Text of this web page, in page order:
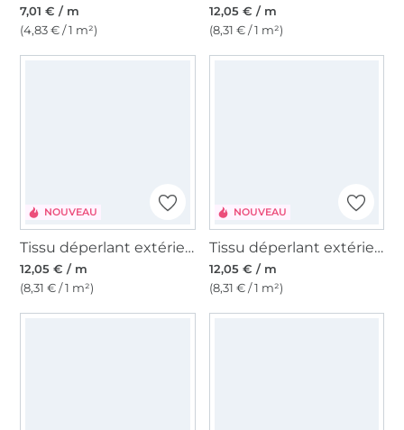
7,01 € / m
(4,83 € / 1 m²)
12,05 € / m
(8,31 € / 1 m²)
NOUVEAU
Tissu déperlant extérieur léger Coquelicots Digital, blanc cassé
12,05 € / m
(8,31 € / 1 m²)
NOUVEAU
Tissu déperlant extérieur léger Fleurs Digital, blanc cassé
12,05 € / m
(8,31 € / 1 m²)